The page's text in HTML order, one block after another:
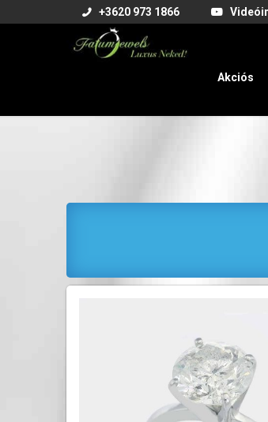
+3620 973 1866
Akciós